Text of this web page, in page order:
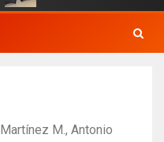
M., Antonio